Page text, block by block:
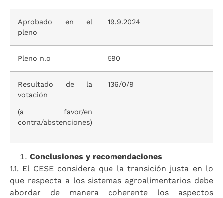
Aprobado en el
pleno
19.9.2024
Pleno n.o 590
Resultado de la
votación
(a favor/en
contra/abstenciones)
136/0/9
Conclusiones y recomendaciones
1.1. El CESE considera que la transición justa en lo
que respecta a los sistemas agroalimentarios debe
abordar de manera coherente los aspectos